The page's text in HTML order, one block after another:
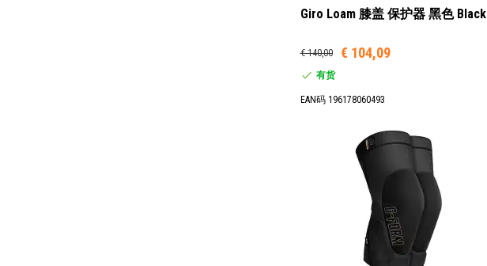
Giro Loam 膝盖 保护器 黑色 Black
€ 140,00 € 104,09
有货
EAN码 196178060493